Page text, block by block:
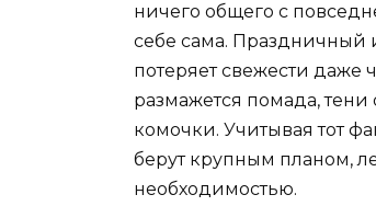
ничего общего с
себе сама.
потеряет свежести даже
размажется помада, тени
комочки. Учитывая тот
берут крупным планом,
необходимостью.